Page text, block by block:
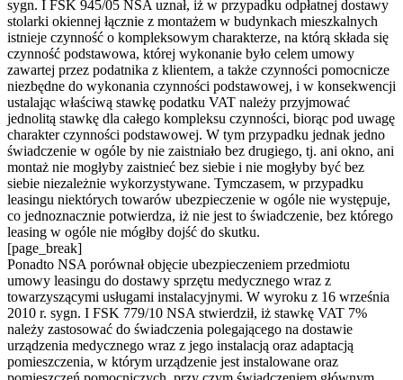
sygn. I FSK 945/05 NSA uznał, iż w przypadku odpłatnej dostawy
stolarki okiennej łącznie z montażem w budynkach mieszkalnych
istnieje czynność o kompleksowym charakterze, na którą składa się
czynność podstawowa, której wykonanie było celem umowy
zawartej przez podatnika z klientem, a także czynności pomocnicze
niezbędne do wykonania czynności podstawowej, i w konsekwencji
ustalając właściwą stawkę podatku VAT należy przyjmować
jednolitą stawkę dla całego kompleksu czynności, biorąc pod uwagę
charakter czynności podstawowej. W tym przypadku jednak jedno
świadczenie w ogóle by nie zaistniało bez drugiego, tj. ani okno, ani
montaż nie mogłyby zaistnieć bez siebie i nie mogłyby być bez
siebie niezależnie wykorzystywane. Tymczasem, w przypadku
leasingu niektórych towarów ubezpieczenie w ogóle nie występuje,
co jednoznacznie potwierdza, iż nie jest to świadczenie, bez którego
leasing w ogóle nie mógłby dojść do skutku.
[page_break]
Ponadto NSA porównał objęcie ubezpieczeniem przedmiotu
umowy leasingu do dostawy sprzętu medycznego wraz z
towarzyszącymi usługami instalacyjnymi. W wyroku z 16 września
2010 r. sygn. I FSK 779/10 NSA stwierdził, iż stawkę VAT 7%
należy zastosować do świadczenia polegającego na dostawie
urządzenia medycznego wraz z jego instalacją oraz adaptacją
pomieszczenia, w którym urządzenie jest instalowane oraz